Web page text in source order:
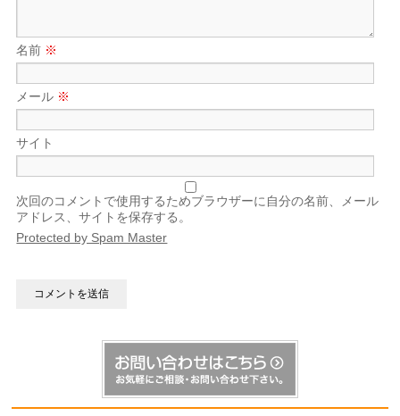
名前 ※
メール ※
サイト
次回のコメントで使用するためブラウザーに自分の名前、メール
アドレス、サイトを保存する。
Protected by Spam Master